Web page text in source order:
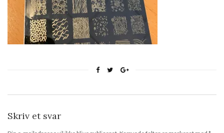
Skriv et svar